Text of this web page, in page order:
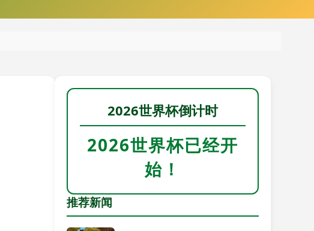
2026世界杯倒计时
2026世界杯已经开
始！
推荐新闻